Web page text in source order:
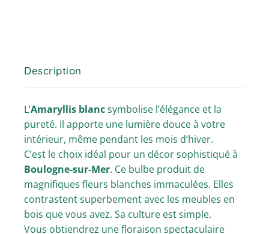
Description
L’Amaryllis blancsymbolise l’élégance et la
pureté. Il apporte une lumière douce à votre
intérieur, même pendant les mois d’hiver.
C’est le choix idéal pour un décor sophistiqué à
Boulogne-sur-Mer. Ce bulbe produit de
magnifiques fleurs blanches immaculées. Elles
contrastent superbement avec les meubles en
bois que vous avez. Sa culture est simple.
Vous obtiendrez une floraison spectaculaire